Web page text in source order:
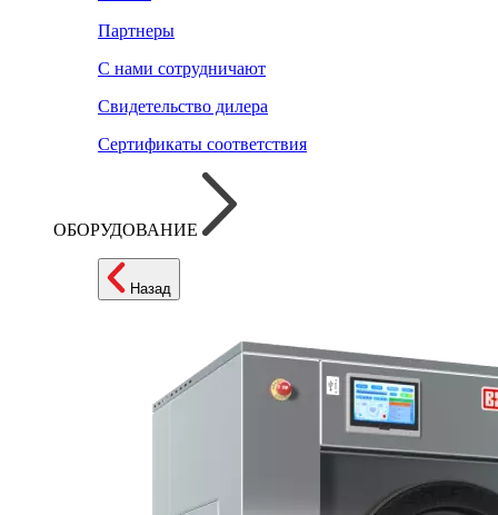
Партнеры
С нами сотрудничают
Свидетельство дилера
Сертификаты соответствия
ОБОРУДОВАНИЕ
Назад